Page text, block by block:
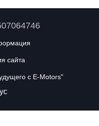
сайта
с E-Motors"